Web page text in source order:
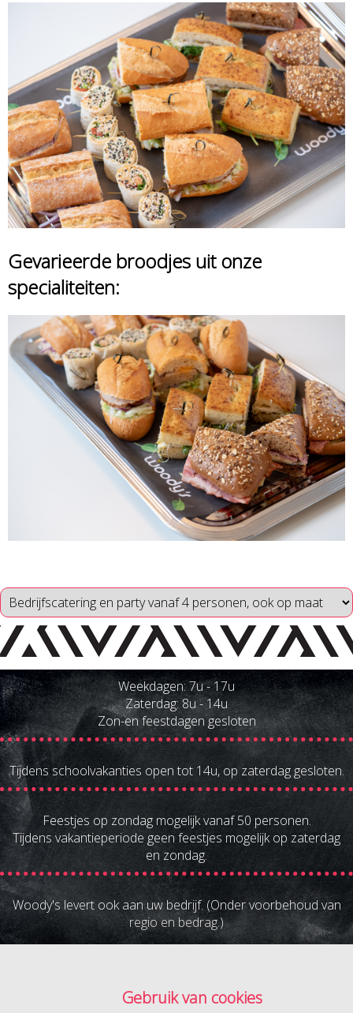
Gevarieerde broodjes uit onze
specialiteiten:
Weekdagen: 7u - 17u
Zaterdag: 8u - 14u
Zon-en feestdagen gesloten
Tijdens schoolvakanties open tot 14u, op zaterdag gesloten.
Feestjes op zondag mogelijk vanaf 50 personen.
Tijdens vakantieperiode geen feestjes mogelijk op zaterdag
en zondag.
Woody's levert ook aan uw bedrijf. (Onder voorbehoud van
regio en bedrag.)
Gebruik van cookies